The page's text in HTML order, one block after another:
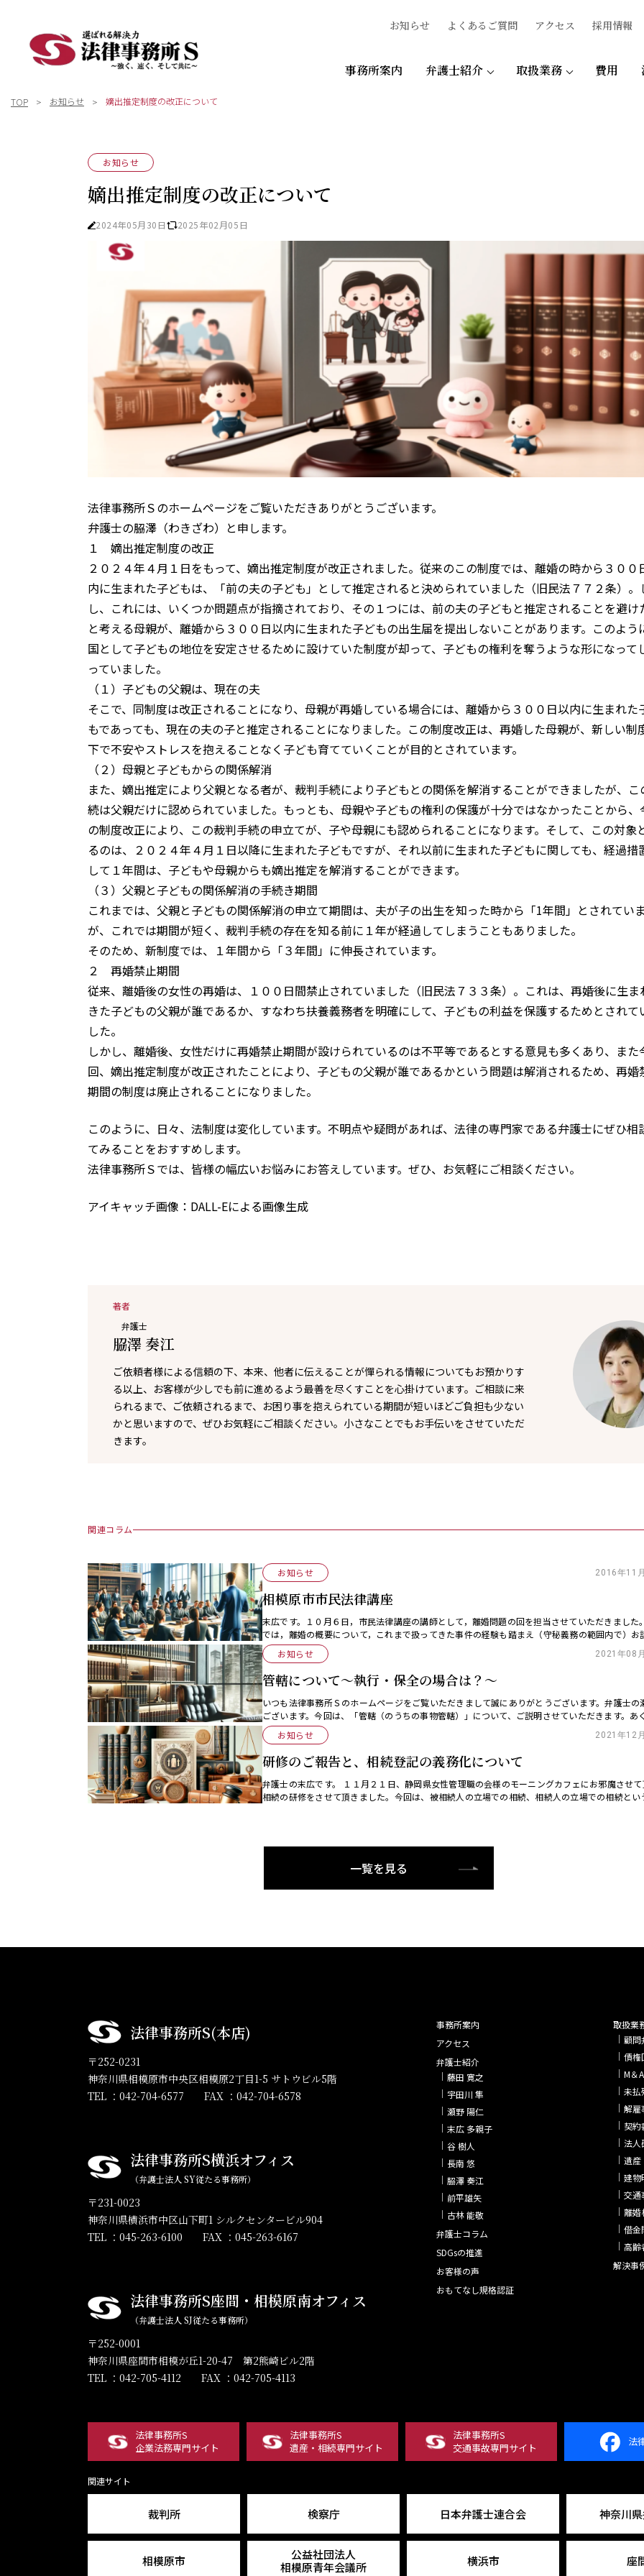
お知らせ よくあるご質問 アクセス 採用情報
事務所案内 弁護士紹介 取扱業務 費用
TOP お知らせ 嫡出推定制度の改正について
お知らせ
嫡出推定制度の改正について
2024年05月30日 2025年02月05日
法律事務所Ｓのホームページをご覧いただきありがとうございます。
弁護士の𦚰澤（わきざわ）と申します。
１ 嫡出推定制度の改正
２０２４年４月１日をもって、嫡出推定制度が改正されました。従来のこの制度では、離婚の時から３００
内に生まれた子どもは、「前の夫の子ども」として推定されると決められていました（旧民法７７２条）。
し、これには、いくつか問題点が指摘されており、その１つには、前の夫の子どもと推定されることを避け
と考える母親が、離婚から３００日以内に生まれた子どもの出生届を提出しないことがあります。このよう
国として子どもの地位を安定させるために設けていた制度が却って、子どもの権利を奪うような形になって
っていました。
（１）子どもの父親は、現在の夫
そこで、同制度は改正されることになり、母親が再婚している場合には、離婚から３００日以内に生まれた
もであっても、現在の夫の子と推定されることになりました。この制度改正は、再婚した母親が、新しい制
下で不安やストレスを抱えることなく子ども育てていくことが目的とされています。
（２）母親と子どもからの関係解消
また、嫡出推定により父親となる者が、裁判手続により子どもとの関係を解消することができましたが、こ
続は父親だけに認められていました。もっとも、母親や子どもの権利の保護が十分ではなかったことから、
の制度改正により、この裁判手続の申立てが、子や母親にも認められることになります。そして、この対象
るのは、２０２４年４月１日以降に生まれた子どもですが、それ以前に生まれた子どもに関しても、経過措
して１年間は、子どもや母親からも嫡出推定を解消することができます。
（３）父親と子どもの関係解消の手続き期間
これまでは、父親と子どもの関係解消の申立て期間は、夫が子の出生を知った時から「1年間」とされてい
が、これでは期間が短く、裁判手続の存在を知る前に１年が経過してしまうこともありました。
そのため、新制度では、１年間から「３年間」に伸長されています。
２ 再婚禁止期間
従来、離婚後の女性の再婚は、１００日間禁止されていました（旧民法７３３条）。これは、再婚後に生ま
きた子どもの父親が誰であるか、すなわち扶養義務者を明確にして、子どもの利益を保護するためとされて
した。
しかし、離婚後、女性だけに再婚禁止期間が設けられているのは不平等であるとする意見も多くあり、また
回、嫡出推定制度が改正されたことにより、子どもの父親が誰であるかという問題は解消されるため、再婚
期間の制度は廃止されることになりました。
このように、日々、法制度は変化しています。不明点や疑問があれば、法律の専門家である弁護士にぜひ相
てみることをおすすめします。
法律事務所Ｓでは、皆様の幅広いお悩みにお答えしています。ぜひ、お気軽にご相談ください。
アイキャッチ画像：DALL-Eによる画像生成
著者
弁護士
𦚰澤 奏江
ご依頼者様による信頼の下、本来、他者に伝えることが憚られる情報についてもお預かりす
る以上、お客様が少しでも前に進めるよう最善を尽くすことを心掛けています。ご相談に来
られるまで、ご依頼されるまで、お困り事を抱えられている期間が短いほどご負担も少ない
かと思いますので、ぜひお気軽にご相談ください。小さなことでもお手伝いをさせていただ
きます。
関連コラム
お知らせ 2016年11
相模原市市民法律講座
末広です。１０月６日，市民法律講座の講師として，離婚問題の回を担当させていただきました
では，離婚の概要について，これまで扱ってきた事件の経験も踏まえ（守秘義務の範囲内で）お
させていただきました。普段の法律相談 […]
お知らせ 2021年08
管轄について～執行・保全の場合は？～
いつも法律事務所Ｓのホームページをご覧いただきまして誠にありがとうございます。弁護士の
ございます。今回は、「管轄（のうちの事物管轄）」について、ご説明させていただきます。あ
も大雑把な説明に過ぎず、個別のケース […]
お知らせ 2021年12
研修のご報告と、相続登記の義務化について
弁護士の末広です。 １１月２１日、静岡県女性管理職の会様のモーニングカフェにお邪魔させ
相続の研修をさせて頂きました。今回は、被相続人の立場での相続、相続人の立場での相続とい
一覧を見る
法律事務所S(本店)
〒252-0231
神奈川県相模原市中央区相模原2丁目1-5 サトウビル5階
TEL ：042-704-6577 FAX ：042-704-6578
法律事務所S横浜オフィス
（弁護士法人 SY従たる事務所）
〒231-0023
神奈川県横浜市中区山下町1 シルクセンタービル904
TEL ：045-263-6100 FAX ：045-263-6167
法律事務所S座間・相模原南オフィス
（弁護士法人 SJ従たる事務所）
〒252-0001
神奈川県座間市相模が丘1-20-47 第2熊崎ビル2階
TEL ：042-705-4112 FAX ：042-705-4113
事務所案内
アクセス
弁護士紹介
藤田 寛之
宇田川 隼
瀬野 陽仁
末広 多親子
谷 樹人
長南 悠
𦚰澤 奏江
前平雄矢
古林 能敬
弁護士コラム
SDGsの推進
お客様の声
おもてなし規格認証
取扱業
顧問
債権
M＆
未払
解雇
契約
法人
遺産
建物
交通
離婚
借金
高齢
解決事
法律事務所S
企業法務専門サイト
法律事務所S
遺産・相続専門サイト
法律事務所S
交通事故専門サイト
法
関連サイト
裁判所 検察庁 日本弁護士連合会 神奈川
相模原市
公益社団法人
相模原青年会議所
横浜市 座